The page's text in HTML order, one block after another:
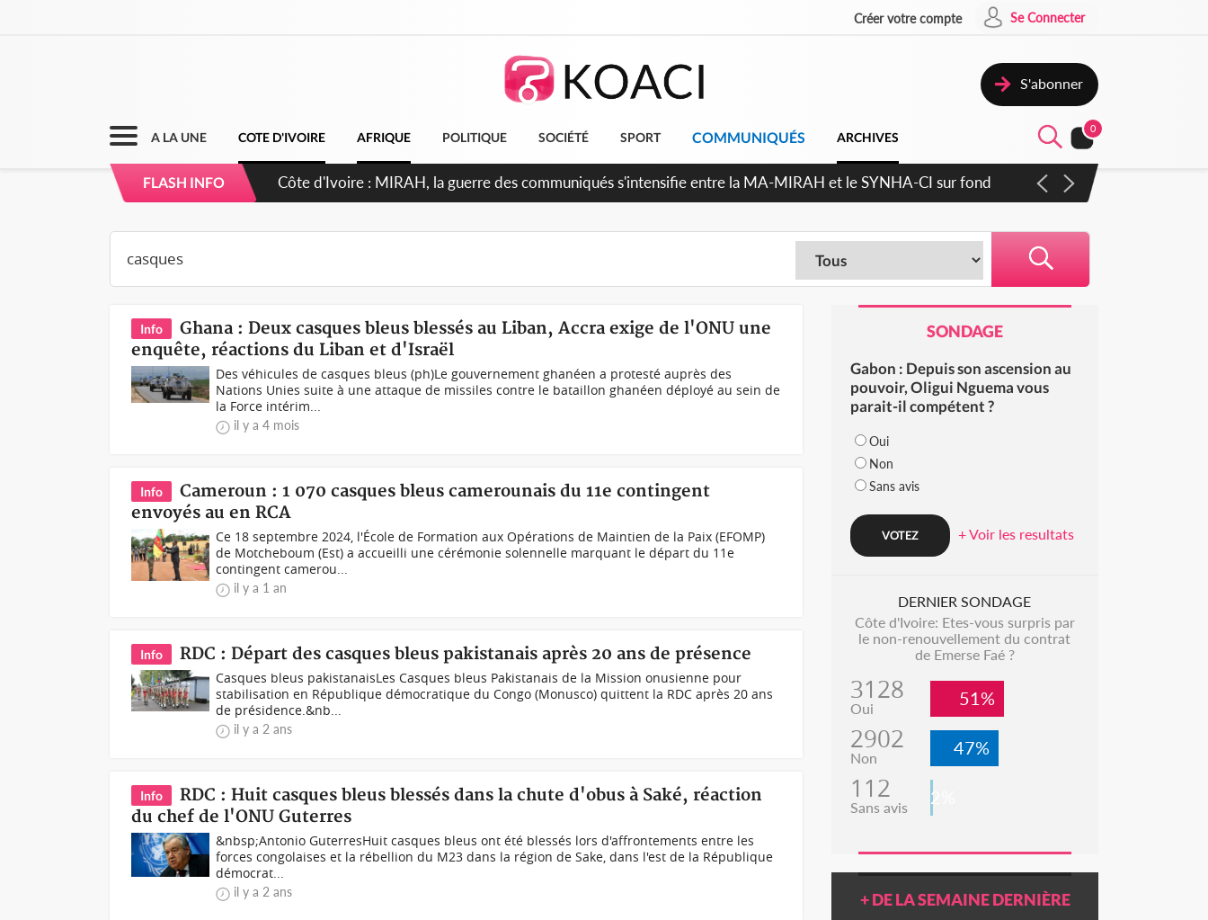
Créer votre compte Se Connecter
S'abonner
A LA UNE COTE D'IVOIRE AFRIQUE POLITIQUE SOCIÉTÉ SPORT COMMUNIQUÉS ARCHIVES
0
FLASH INFO Côte d'Ivoire : Indépendance 2026, Thiam plaide pour un environnement démocratique plus apaisé
Info
Ghana : Deux casques bleus blessés au Liban, Accra exige de l'ONU une
enquête, réactions du Liban et d'Israël
Des véhicules de casques bleus (ph)Le gouvernement ghanéen a protesté auprès des
Nations Unies suite à une attaque de missiles contre le bataillon ghanéen déployé au sein de
la Force intérim...
il y a 4 mois
Info
Cameroun : 1 070 casques bleus camerounais du 11e contingent
envoyés au en RCA
Ce 18 septembre 2024, l'École de Formation aux Opérations de Maintien de la Paix (EFOMP)
de Motcheboum (Est) a accueilli une cérémonie solennelle marquant le départ du 11e
contingent camerou...
il y a 1 an
Info RDC : Départ des casques bleus pakistanais après 20 ans de présence
Casques bleus pakistanaisLes Casques bleus Pakistanais de la Mission onusienne pour
stabilisation en République démocratique du Congo (Monusco) quittent la RDC après 20 ans
de présidence.&nb...
il y a 2 ans
Info
RDC : Huit casques bleus blessés dans la chute d'obus à Saké, réaction
du chef de l'ONU Guterres
&nbsp;Antonio GuterresHuit casques bleus ont été blessés lors d'affrontements entre les
forces congolaises et la rébellion du M23 dans la région de Sake, dans l'est de la République
démocrat...
il y a 2 ans
SONDAGE
Gabon : Depuis son ascension au
pouvoir, Oligui Nguema vous
parait-il compétent ?
Oui
Non
Sans avis
+ Voir les resultats
DERNIER SONDAGE
Côte d'Ivoire: Etes-vous surpris par
le non-renouvellement du contrat
de Emerse Faé ?
3128
Oui 51%
2902
Non 47%
112
Sans avis 2%
+ DE LA SEMAINE DERNIÈRE